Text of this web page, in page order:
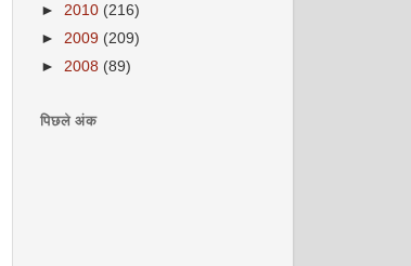
► 2010 (216)
► 2009 (209)
► 2008 (89)
पिछले अंक